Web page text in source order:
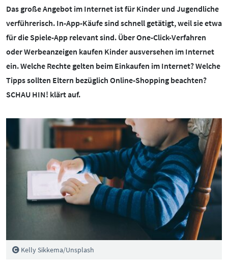
Das große Angebot im Internet ist für Kinder und Jugendliche
verführerisch. In-App-Käufe sind schnell getätigt, weil sie etwa
für die Spiele-App relevant sind. Über One-Click-Verfahren
oder Werbeanzeigen kaufen Kinder ausversehen im Internet
ein. Welche Rechte gelten beim Einkaufen im Internet? Welche
Tipps sollten Eltern bezüglich Online-Shopping beachten?
SCHAU HIN! klärt auf.
Kelly Sikkema/Unsplash
BEIRAT
BOTSCHAFTERINNEN
IMPRESSUM
BARRIEREFREIHEIT
MEDIATHEK
MEDIENCOACHES
MATERIALIEN
NEWSLETTER
Hörmedien
Cybergrooming
Cybermobbing
Instagram
Konsolen & PC
Lernen & Medien
Messenger